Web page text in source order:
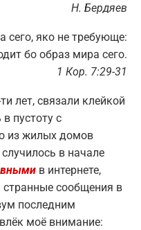
Н. Бердяев
яко не требующе:
бо образ мира сего.
1 Кор. 7:29-31
лет, связали клейкой
пустоту с
из жилых домов
в начале
в интернете,
сообщения в
последним
моё внимание: